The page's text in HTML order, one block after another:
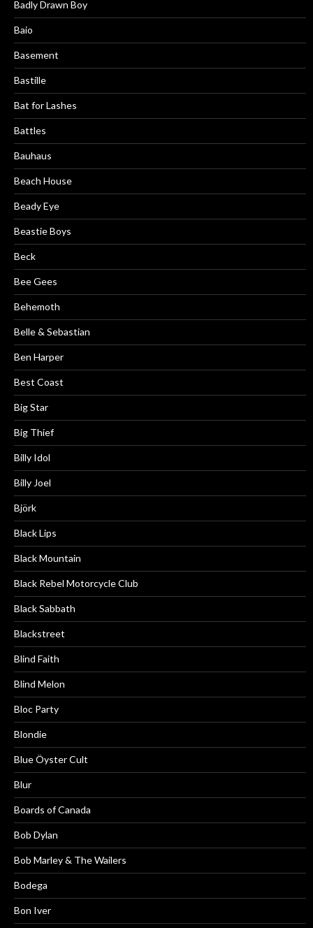
Badly Drawn Boy
Baio
Basement
Bastille
Bat for Lashes
Battles
Bauhaus
Beach House
Beady Eye
Beastie Boys
Beck
Bee Gees
Behemoth
Belle & Sebastian
Ben Harper
Best Coast
Big Star
Big Thief
Billy Idol
Billy Joel
Björk
Black Lips
Black Mountain
Black Rebel Motorcycle Club
Black Sabbath
Blackstreet
Blind Faith
Blind Melon
Bloc Party
Blondie
Blue Öyster Cult
Blur
Boards of Canada
Bob Dylan
Bob Marley & The Wailers
Bodega
Bon Iver